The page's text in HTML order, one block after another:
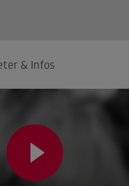
& Infos